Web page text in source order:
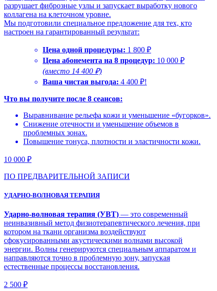
разрушает фиброзные узлы и запускает выработку нового
коллагена на клеточном уровне.
Мы подготовили специальное предложение для тех, кто
настроен на гарантированный результат:
Цена одной процедуры: 1 800 ₽
Цена абонемента на 8 процедур: 10 000 ₽
(вместо 14 400 ₽)
Ваша чистая выгода: 4 400 ₽!
Что вы получите после 8 сеансов:
Выравнивание рельефа кожи и уменьшение «бугорков».
Снижение отечности и уменьшение объемов в
проблемных зонах.
Повышение тонуса, плотности и эластичности кожи.
10 000 ₽
ПО ПРЕДВАРИТЕЛЬНОЙ ЗАПИСИ
УДАРНО-ВОЛНОВАЯ ТЕРАПИЯ
Ударно-волновая терапия (УВТ) — это современный
неинвазивный метод физиотерапевтического лечения, при
котором на ткани организма воздействуют
сфокусированными акустическими волнами высокой
энергии. Волны генерируются специальным аппаратом и
направляются точно в проблемную зону, запуская
естественные процессы восстановления.
2 500 ₽